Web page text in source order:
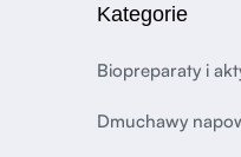
Kategorie
Biopreparaty i
Dmuchawy